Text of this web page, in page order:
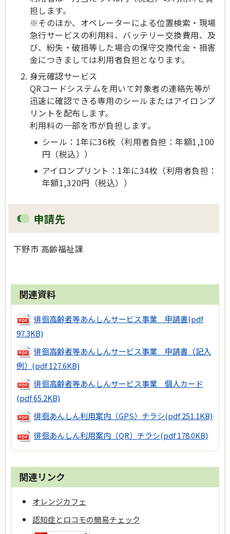
担します。
※そのほか、オペレーターによる位置検索・現場
急行サービスの利用料、バッテリー交換費用、及
び、紛失・破損等した場合の保守交換代金・損害
金につきましては利用者負担となります。
身元確認サービス
QRコードシステムを用いて対象者の連絡先等が
迅速に確認できる専用のシールまたはアイロンプ
リントを配布します。
利用料の一部を市が負担します。
シール：1年に36枚（利用者負担：年額1,100
円（税込））
アイロンプリント：1年に34枚（利用者負担：
年額1,320円（税込））
申請先
下野市 高齢福祉課
関連資料
徘徊高齢者等あんしんサービス事業 申請書(pdf
97.3KB)
徘徊高齢者等あんしんサービス事業 申請書（記入
例） (pdf 127.6KB)
徘徊高齢者等あんしんサービス事業 個人カード
(pdf 65.2KB)
徘徊あんしん利用案内（GPS）チラシ(pdf 251.1KB)
徘徊あんしん利用案内（QR）チラシ(pdf 178.0KB)
関連リンク
オレンジカフェ
認知症とロコモの簡易チェック